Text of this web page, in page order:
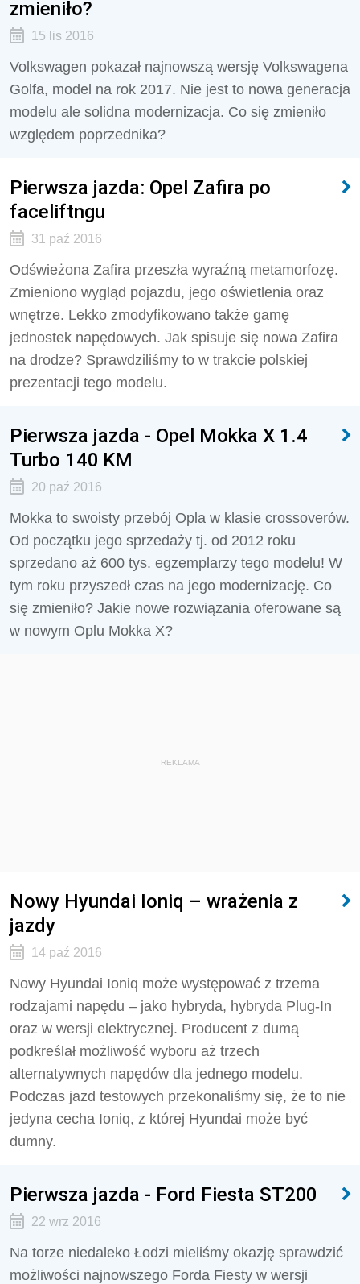
zmieniło?
15 lis 2016
Volkswagen pokazał najnowszą wersję Volkswagena
Golfa, model na rok 2017. Nie jest to nowa generacja
modelu ale solidna modernizacja. Co się zmieniło
względem poprzednika?
Pierwsza jazda: Opel Zafira po
faceliftngu
31 paź 2016
Odświeżona Zafira przeszła wyraźną metamorfozę.
Zmieniono wygląd pojazdu, jego oświetlenia oraz
wnętrze. Lekko zmodyfikowano także gamę
jednostek napędowych. Jak spisuje się nowa Zafira
na drodze? Sprawdziliśmy to w trakcie polskiej
prezentacji tego modelu.
Pierwsza jazda - Opel Mokka X 1.4
Turbo 140 KM
20 paź 2016
Mokka to swoisty przebój Opla w klasie crossoverów.
Od początku jego sprzedaży tj. od 2012 roku
sprzedano aż 600 tys. egzemplarzy tego modelu! W
tym roku przyszedł czas na jego modernizację. Co
się zmieniło? Jakie nowe rozwiązania oferowane są
w nowym Oplu Mokka X?
REKLAMA
Nowy Hyundai Ioniq – wrażenia z
jazdy
14 paź 2016
Nowy Hyundai Ioniq może występować z trzema
rodzajami napędu – jako hybryda, hybryda Plug-In
oraz w wersji elektrycznej. Producent z dumą
podkreślał możliwość wyboru aż trzech
alternatywnych napędów dla jednego modelu.
Podczas jazd testowych przekonaliśmy się, że to nie
jedyna cecha Ioniq, z której Hyundai może być
dumny.
Pierwsza jazda - Ford Fiesta ST200
22 wrz 2016
Na torze niedaleko Łodzi mieliśmy okazję sprawdzić
możliwości najnowszego Forda Fiesty w wersji